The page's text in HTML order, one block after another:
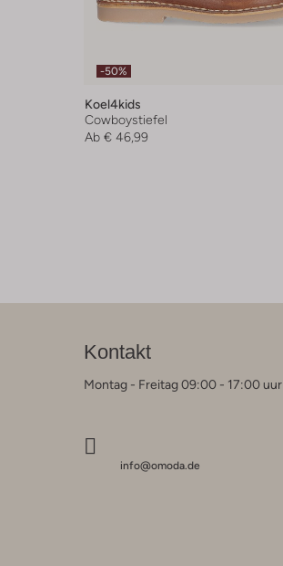
-50%
Koel4kids
Cowboystiefel
Ab € 46,99
Kontakt
Montag - Freitag 09:00 - 17:00 uur
info@omoda.de